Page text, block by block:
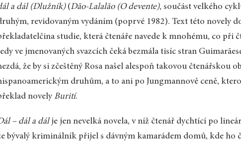
a dál (Dlužník)(Dão-Lalalão (O devente), součást velkého
revidovaným vydáním (poprvé 1982). Text této novely
studie, která čtenáře navede k mnohému, co při
ve jmenovaných svazcích čeká bezmála tisíc stran
že by si zčeštěný Rosa našel alespoň takovou čtenářskou
druhům, a to ani po Jungmannově ceně,
novelyBurití.
– dál a dálje jen nevelká novela, v níž čtenář dychtící po
bývalý kriminálník přijel s dávným kamarádem domů, kde ho